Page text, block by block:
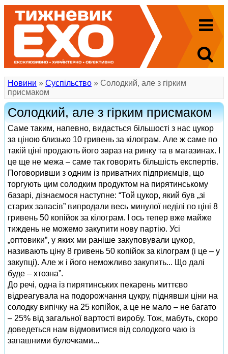
Новини » Суспільство » Солодкий, але з гірким
присмаком
Солодкий, але з гірким присмаком
Саме таким, напевно, видасться більшості з нас цукор
за ціною близько 10 гривень за кілограм. Але ж саме по
такій ціні продають його зараз на ринку та в магазинах. І
це ще не межа – саме так говорить більшість експертів.
Поговоривши з одним із приватних підприємців, що
торгують цим солодким продуктом на пирятинському
базарі, дізнаємося наступне: “Той цукор, який був „зі
старих запасів” випродали весь минулої неділі по ціні 8
гривень 50 копійок за кілограм. І ось тепер вже майже
тиждень не можемо закупити нову партію. Усі
„оптовики”, у яких ми раніше закуповували цукор,
називають ціну 8 гривень 50 копійок за кілограм (і це – у
закупці). Але ж і його неможливо закупить... Що далі
буде – хтозна”.
До речі, одна із пирятинських пекарень миттєво
відреагувала на подорожчання цукру, піднявши ціни на
солодку випічку на 25 копійок, а це не мало – не багато
– 25% від загальної вартості виробу. Тож, мабуть, скоро
доведеться нам відмовитися від солодкого чаю із
запашними булочками...